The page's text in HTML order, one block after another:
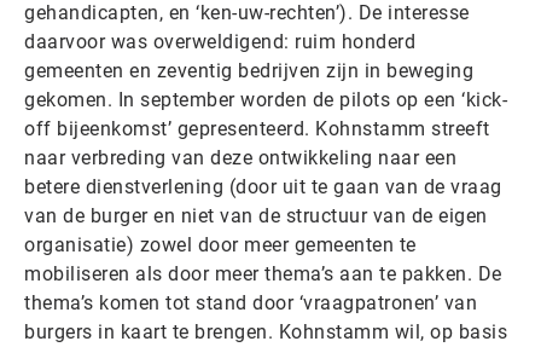
gehandicapten, en ‘ken-uw-rechten’). De interesse
daarvoor was overweldigend: ruim honderd
gemeenten en zeventig bedrijven zijn in beweging
gekomen. In september worden de pilots op een ‘kick-
off bijeenkomst’ gepresenteerd. Kohnstamm streeft
naar verbreding van deze ontwikkeling naar een
betere dienstverlening (door uit te gaan van de vraag
van de burger en niet van de structuur van de eigen
organisatie) zowel door meer gemeenten te
mobiliseren als door meer thema’s aan te pakken. De
thema’s komen tot stand door ‘vraagpatronen’ van
burgers in kaart te brengen. Kohnstamm wil, op basis